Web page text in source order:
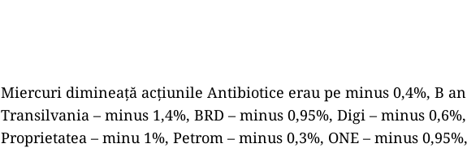
Miercuri dimineaţă acţiunile Antibiotice erau pe minus 0,4%, B
Transilvania – minus 1,4%, BRD – minus 0,95%, Digi – minus
Proprietatea – minu 1%, Petrom – minus 0,3%, ONE – minus